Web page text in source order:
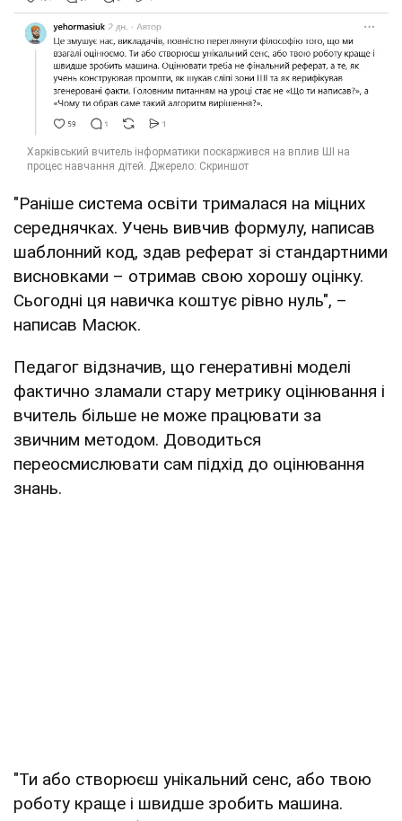
"Раніше система освіти трималася на міцних
середнячках. Учень вивчив формулу, написав
шаблонний код, здав реферат зі стандартними
висновками – отримав свою хорошу оцінку.
Сьогодні ця навичка коштує рівно нуль", –
написав Масюк.
Педагог відзначив, що генеративні моделі
фактично зламали стару метрику оцінювання і
вчитель більше не може працювати за
звичним методом. Доводиться
переосмислювати сам підхід до оцінювання
знань.
"Ти або створюєш унікальний сенс, або твою
роботу краще і швидше зробить машина.